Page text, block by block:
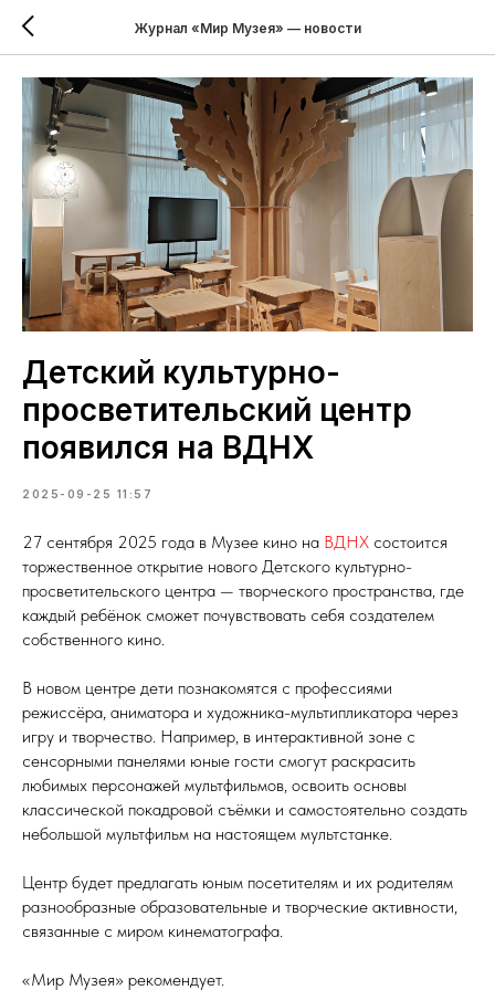
Журнал «Мир Музея» — новости
Детский культурно-
просветительский центр
появился на ВДНХ
2025-09-25 11:57
27 сентября 2025 года в Музее кино на ВДНХ состоится
торжественное открытие нового Детского культурно-
просветительского центра — творческого пространства, где
каждый ребёнок сможет почувствовать себя создателем
собственного кино.
В новом центре дети познакомятся с профессиями
режиссёра, аниматора и художника-мультипликатора через
игру и творчество. Например, в интерактивной зоне с
сенсорными панелями юные гости смогут раскрасить
любимых персонажей мультфильмов, освоить основы
классической покадровой съёмки и самостоятельно создать
небольшой мультфильм на настоящем мультстанке.
Центр будет предлагать юным посетителям и их родителям
разнообразные образовательные и творческие активности,
связанные с миром кинематографа.
«Мир Музея» рекомендует.